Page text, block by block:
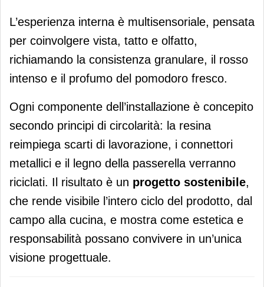
L’esperienza interna è multisensoriale, pensata
per coinvolgere vista, tatto e olfatto,
richiamando la consistenza granulare, il rosso
intenso e il profumo del pomodoro fresco.
Ogni componente dell’installazione è concepito
secondo principi di circolarità: la resina
reimpiega scarti di lavorazione, i connettori
metallici e il legno della passerella verranno
riciclati. Il risultato è un progetto sostenibile,
che rende visibile l’intero ciclo del prodotto, dal
campo alla cucina, e mostra come estetica e
responsabilità possano convivere in un’unica
visione progettuale.